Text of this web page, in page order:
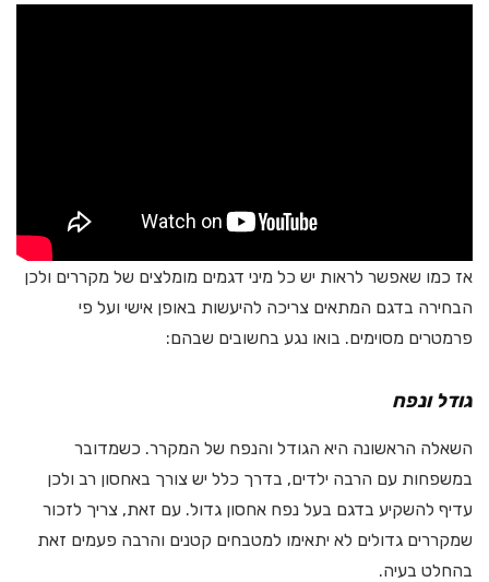
אז כמו שאפשר לראות יש כל מיני דגמים מומלצים של מקררים ולכן
הבחירה בדגם המתאים צריכה להיעשות באופן אישי ועל פי
פרמטרים מסוימים. בואו נגע בחשובים שבהם:
גודל ונפח
השאלה הראשונה היא הגודל והנפח של המקרר. כשמדובר
במשפחות עם הרבה ילדים, בדרך כלל יש צורך באחסון רב ולכן
עדיף להשקיע בדגם בעל נפח אחסון גדול. עם זאת, צריך לזכור
שמקררים גדולים לא יתאימו למטבחים קטנים והרבה פעמים זאת
בהחלט בעיה.